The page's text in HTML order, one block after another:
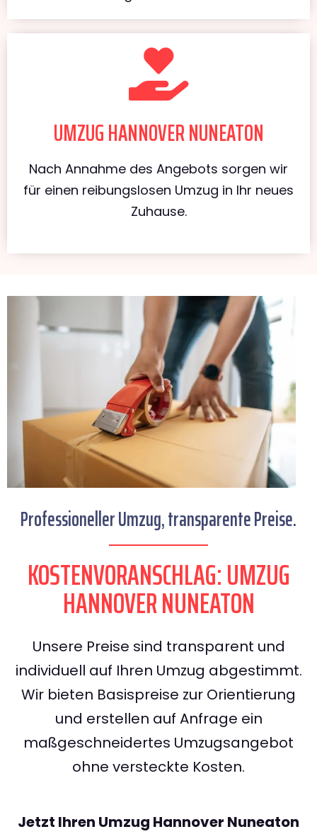
UMZUG HANNOVER NUNEATON
Nach Annahme des Angebots sorgen wir
für einen reibungslosen Umzug in Ihr neues
Zuhause.
Professioneller Umzug, transparente Preise.
KOSTENVORANSCHLAG: UMZUG
HANNOVER NUNEATON
Unsere Preise sind transparent und
individuell auf Ihren Umzug abgestimmt.
Wir bieten Basispreise zur Orientierung
und erstellen auf Anfrage ein
maßgeschneidertes Umzugsangebot
ohne versteckte Kosten.
Jetzt Ihren Umzug Hannover Nuneaton